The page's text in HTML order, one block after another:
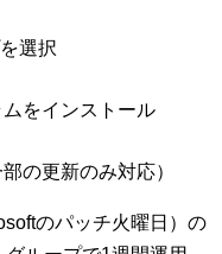
選択
をインストール
の更新のみ対応）
のパッチ火曜日）の